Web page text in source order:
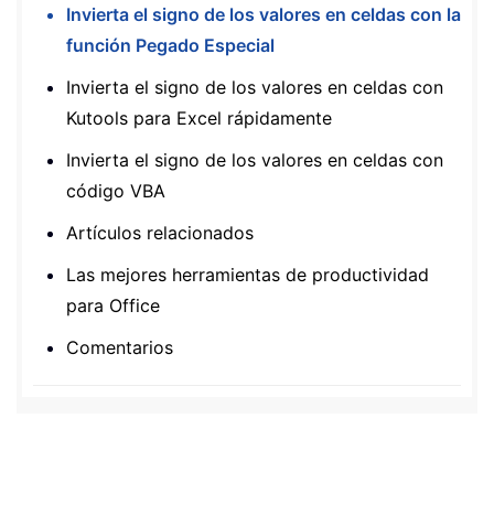
Invierta el signo de los valores en celdas con la
función Pegado Especial
Invierta el signo de los valores en celdas con
Kutools para Excel rápidamente
Invierta el signo de los valores en celdas con
código VBA
Artículos relacionados
Las mejores herramientas de productividad
para Office
Comentarios